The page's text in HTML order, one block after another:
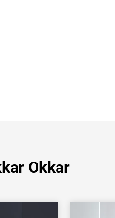
Okkar